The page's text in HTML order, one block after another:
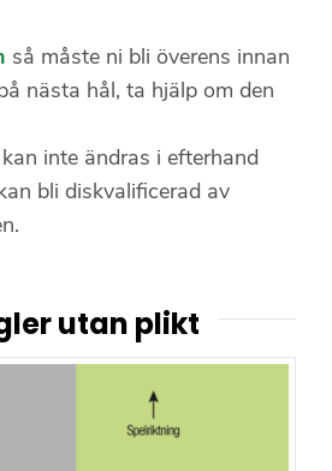
så måste ni bli överens innan
nästa hål, ta hjälp om den
inte ändras i efterhand
bli diskvalificerad av
utan plikt